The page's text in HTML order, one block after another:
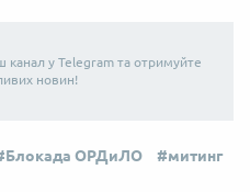
канал у Telegram та отримуйте
новин!
Блокада ОРДиЛО
митинг